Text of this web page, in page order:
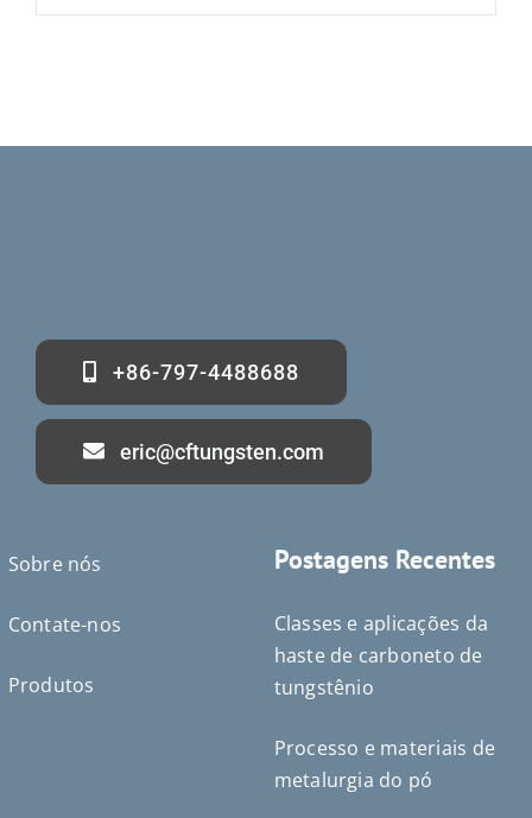
+86-797-4488688
eric@cftungsten.com
Sobre nós
Contate-nos
Produtos
Postagens Recentes
Classes e aplicações da
haste de carboneto de
tungstênio
Processo e materiais de
metalurgia do pó
Deutsch (Sie)